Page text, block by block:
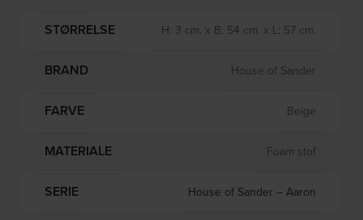
STØRRELSE H: 3 cm. x B: 54 cm. x L: 57 cm.
BRAND House of Sander
FARVE Beige
MATERIALE Foam stof
SERIE House of Sander – Aaron